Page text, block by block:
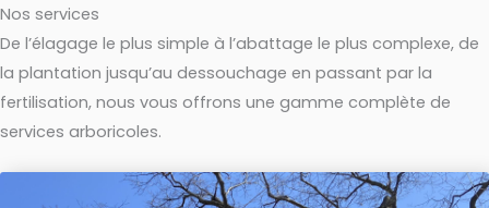
Nos services
De l’élagage le plus simple à l’abattage le plus complexe, de
la plantation jusqu’au dessouchage en passant par la
fertilisation, nous vous offrons une gamme complète de
services arboricoles.